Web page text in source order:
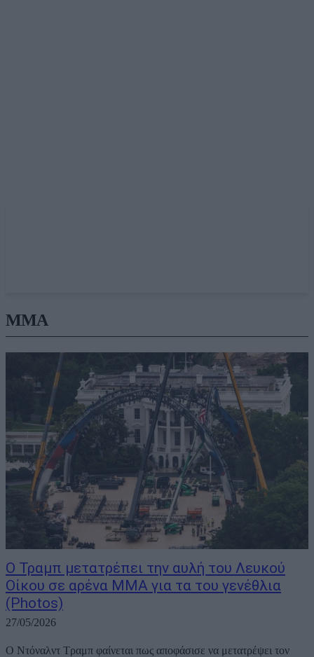
MMA
Ο Τραμπ μετατρέπει την αυλή του Λευκού
Οίκου σε αρένα MMA για τα του γενέθλια
(Photos)
27/05/2026
Ο Ντόναλντ Τραμπ φαίνεται πως αποφάσισε να μετατρέψει τον